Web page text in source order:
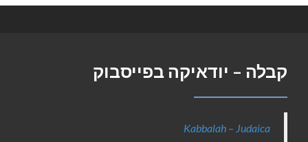
קבלה – יודאיקה בפייסבוק
Kabbalah – Judaica